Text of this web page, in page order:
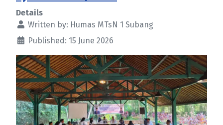
Details
Written by: Humas MTsN 1 Subang
Published: 15 June 2026